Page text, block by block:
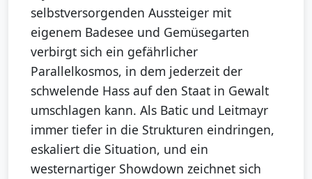
selbstversorgenden Aussteiger mit
eigenem Badesee und Gemüsegarten
verbirgt sich ein gefährlicher
Parallelkosmos, in dem jederzeit der
schwelende Hass auf den Staat in Gewalt
umschlagen kann. Als Batic und Leitmayr
immer tiefer in die Strukturen eindringen,
eskaliert die Situation, und ein
westernartiger Showdown zeichnet sich